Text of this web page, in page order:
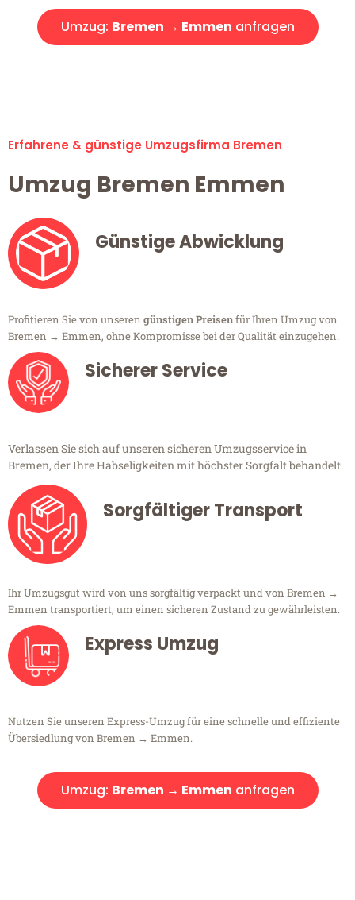
Umzug: Bremen → Emmen anfragen
Erfahrene & günstige Umzugsfirma Bremen
Umzug Bremen Emmen
Günstige Abwicklung
Profitieren Sie von unseren günstigen Preisenfür Ihren Umzug von
Bremen → Emmen, ohne Kompromisse bei der Qualität einzugehen.
Sicherer Service
Verlassen Sie sich auf unseren sicheren Umzugsservice in
Bremen, der Ihre Habseligkeiten mit höchster Sorgfalt behandelt.
Sorgfältiger Transport
Ihr Umzugsgut wird von uns sorgfältig verpackt und von Bremen →
Emmen transportiert, um einen sicheren Zustand zu gewährleisten.
Express Umzug
Nutzen Sie unseren Express-Umzug für eine schnelle und effiziente
Übersiedlung von Bremen → Emmen.
Umzug: Bremen → Emmen anfragen